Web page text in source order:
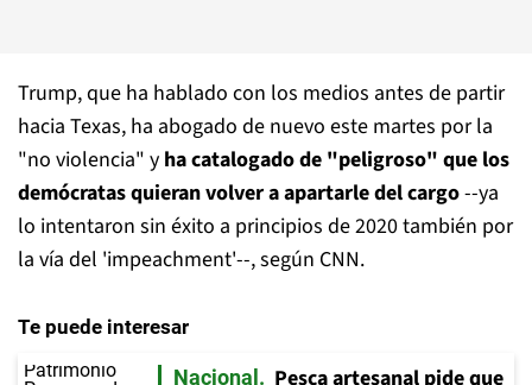
Trump, que ha hablado con los medios antes de partir
hacia Texas, ha abogado de nuevo este martes por la
"no violencia" y ha catalogado de "peligroso" que los
demócratas quieran volver a apartarle del cargo--ya
lo intentaron sin éxito a principios de 2020 también por
la vía del 'impeachment'--, según CNN.
Te puede interesar
Nacional Pesca artesanal pide que